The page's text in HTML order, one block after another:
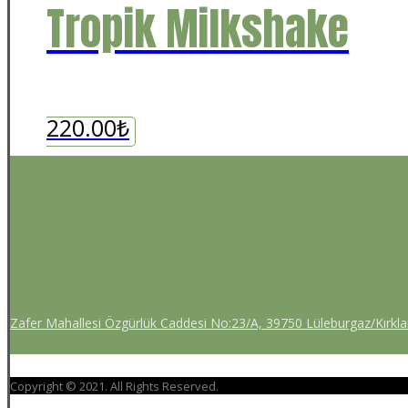
Tropik Milkshake
220.00₺
Zafer Mahallesi Özgürlük Caddesi No:23/A, 39750 Lüleburgaz/
Copyright © 2021. All Rights Reserved.